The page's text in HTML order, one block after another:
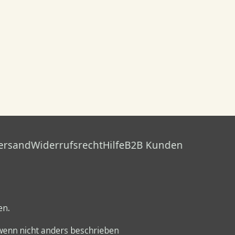
WiderrufsrechtHilfeB2B Kunden
nicht anders beschrieben